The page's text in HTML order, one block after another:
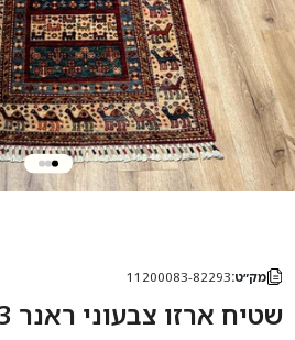
מק״ט:11200083-82293
שטיח ארזו צבעוני ראנר 293*82 AREZU